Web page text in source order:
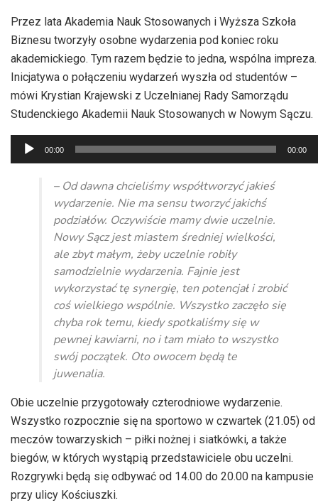
Przez lata Akademia Nauk Stosowanych i Wyższa Szkoła
Biznesu tworzyły osobne wydarzenia pod koniec roku
akademickiego. Tym razem będzie to jedna, wspólna impreza.
Inicjatywa o połączeniu wydarzeń wyszła od studentów –
mówi Krystian Krajewski z Uczelnianej Rady Samorządu
Studenckiego Akademii Nauk Stosowanych w Nowym Sączu.
Odtwarzacz
plików
dźwiękowych
00:00 00:00
– Od dawna chcieliśmy współtworzyć jakieś
wydarzenie. Nie ma sensu tworzyć jakichś
podziałów. Oczywiście mamy dwie uczelnie.
Nowy Sącz jest miastem średniej wielkości,
ale zbyt małym, żeby uczelnie robiły
samodzielnie wydarzenia. Fajnie jest
wykorzystać tę synergię, ten potencjał i zrobić
coś wielkiego wspólnie. Wszystko zaczęło się
chyba rok temu, kiedy spotkaliśmy się w
pewnej kawiarni, no i tam miało to wszystko
swój początek. Oto owocem będą te
juwenalia.
Obie uczelnie przygotowały czterodniowe wydarzenie.
Wszystko rozpocznie się na sportowo w czwartek (21.05) od
meczów towarzyskich – piłki nożnej i siatkówki, a także
biegów, w których wystąpią przedstawiciele obu uczelni.
Rozgrywki będą się odbywać od 14.00 do 20.00 na kampusie
przy ulicy Kościuszki.